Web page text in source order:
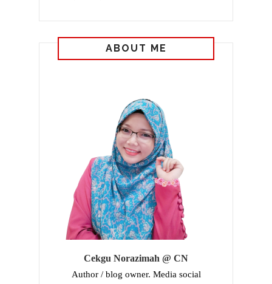
ABOUT ME
Cekgu Norazimah @ CN
Author / blog owner. Media social